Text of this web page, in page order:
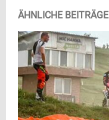
ÄHNLICHE BEITRÄGE